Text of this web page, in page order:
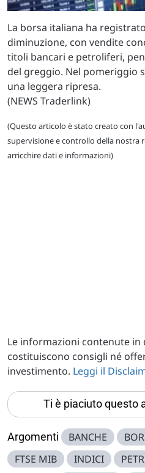
La borsa italiana ha
diminuzione, con vendite
titoli bancari e petroliferi,
del greggio. Nel pomeriggio
una leggera ripresa.
(NEWS Traderlink)
(Questo articolo è stato creato con
supervisione e controllo della nostra
arricchire dati e informazioni)
Le informazioni contenute in
costituiscono consigli né
investimento. Leggi il
Ti è piaciuto questo
Argomenti BANCHE
FTSE MIB
INDICI